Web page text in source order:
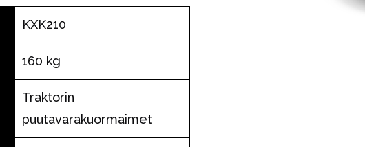
KXK210
160 kg
Traktorin
puutavarakuormaimet